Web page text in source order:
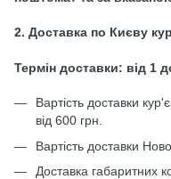
2. Доставка по Києву
Термін доставки: від 1
Вартість доставки
від 600 грн.
Вартість доставки
Доставка габаритних